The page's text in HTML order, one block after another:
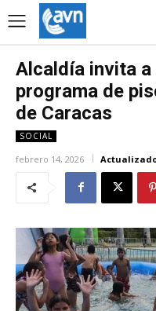
Alcaldía invita
programa de
de Caracas
SOCIAL
febrero 14, 2026